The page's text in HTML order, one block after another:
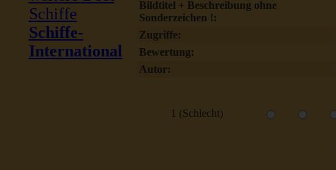
Schiffe
Schiffe-
International
Bildtitel + Beschreibung ohne
Sonderzeichen !:
Zugriffe:
Bewertung:
Autor:
1 (Schlecht)